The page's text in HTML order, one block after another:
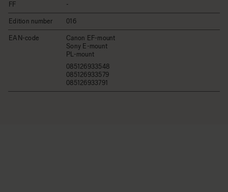
FF -
Edition number 016
EAN-code
Canon EF-mount
Sony E-mount
PL-mount
085126933548
085126933579
085126933791